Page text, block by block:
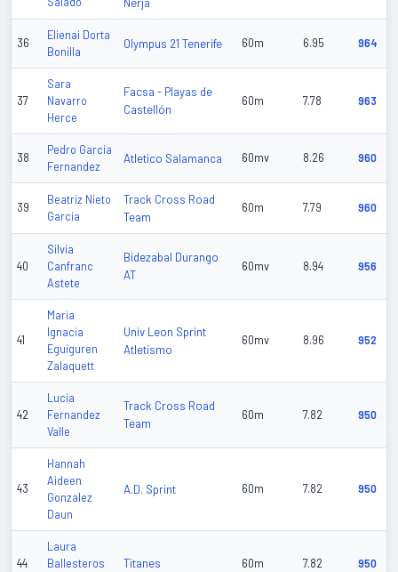
Nerja
36
Elienai Dorta
Bonilla
Olympus 21 Tenerife 60m 6.95 964
37
Sara
Navarro
Herce
Facsa - Playas de
Castellón
60m 7.78 963
38
Pedro Garcia
Fernandez
Atletico Salamanca 60mv 8.26 960
39
Beatriz Nieto
Garcia
Track Cross Road
Team
60m 7.79 960
40
Silvia
Canfranc
Astete
Bidezabal Durango
AT
60mv 8.94 956
41
Maria
Ignacia
Eguiguren
Zalaquett
Univ Leon Sprint
Atletismo
60mv 8.96 952
42
Lucia
Fernandez
Valle
Track Cross Road
Team
60m 7.82 950
43
Hannah
Aideen
Gonzalez
Daun
A.D. Sprint 60m 7.82 950
44
Laura
Ballesteros
Titanes 60m 7.82 950